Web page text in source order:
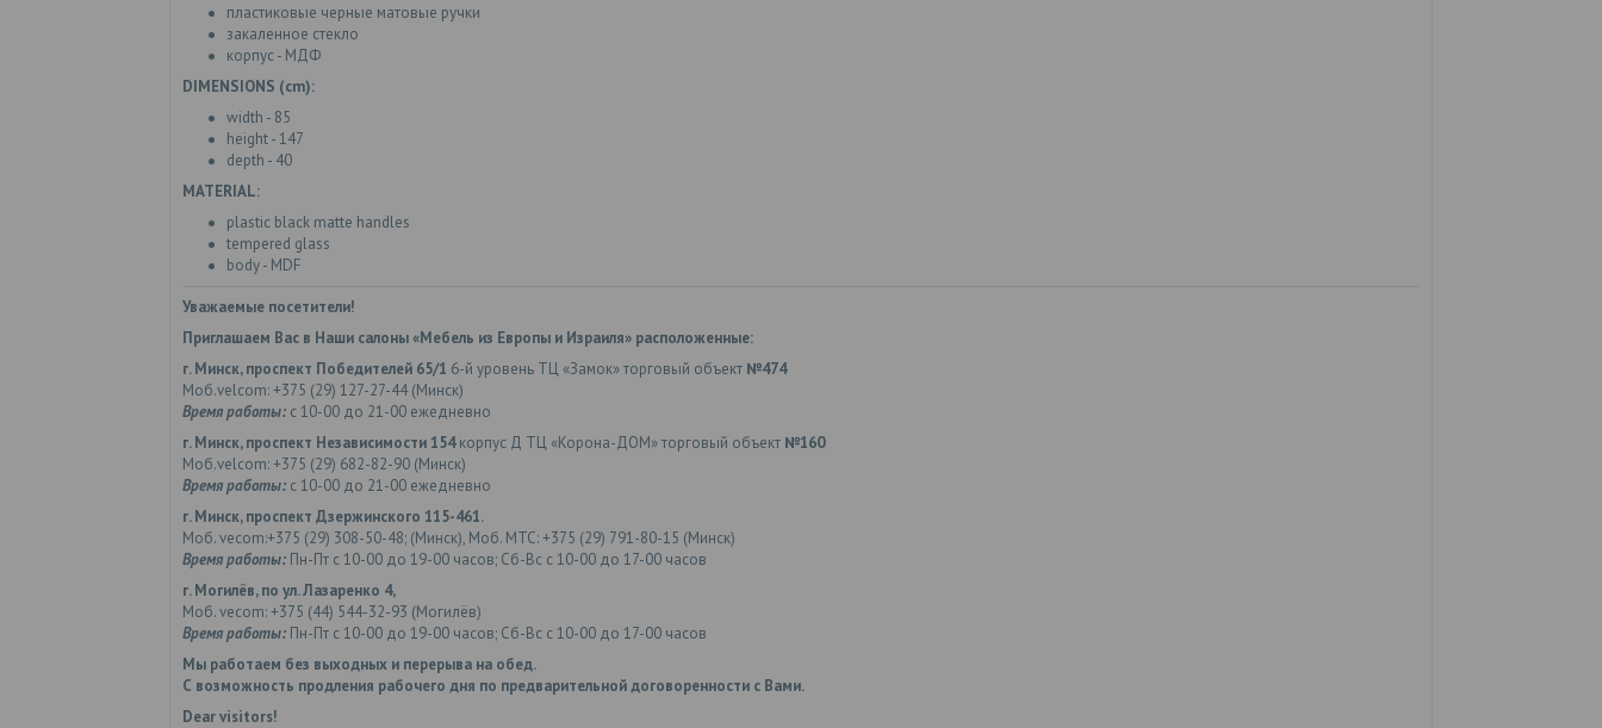
пластиковые черные матовые ручки
закаленное стекло
корпус - МДФ
DIMENSIONS (cm):
width - 85
height - 147
depth - 40
MATERIAL:
plastic black matte handles
tempered glass
body - MDF
Уважаемые посетители!
Приглашаем Вас в Наши салоны «Мебель из Европы и Израиля» расположенные:
г. Минск, проспект Победителей 65/1 6-й уровень ТЦ «Замок» торговый объект №474
Моб.velcom: +375 (29) 127-27-44 (Минск)
Время работы: с 10-00 до 21-00 ежедневно
г. Минск, проспект Независимости 154корпус Д ТЦ «Корона-ДОМ» торговый объект №160
Моб.velcom: +375 (29) 682-82-90 (Минск)
Время работы: с 10-00 до 21-00 ежедневно
г. Минск, проспект Дзержинского 115-461.
Моб. vecom:+375 (29) 308-50-48; (Минск), Моб. МТС: +375 (29) 791-80-15 (Минск)
Время работы: Пн-Пт с 10-00 до 19-00 часов; Сб-Вс с 10-00 до 17-00 часов
г. Могилёв, по ул. Лазаренко 4,
Моб. vecom: +375 (44) 544-32-93 (Могилёв)
Время работы: Пн-Пт с 10-00 до 19-00 часов; Сб-Вс с 10-00 до 17-00 часов
Мы работаем без выходных и перерыва на обед.
С возможность продления рабочего дня по предварительной договоренности с Вами.
Dear visitors!